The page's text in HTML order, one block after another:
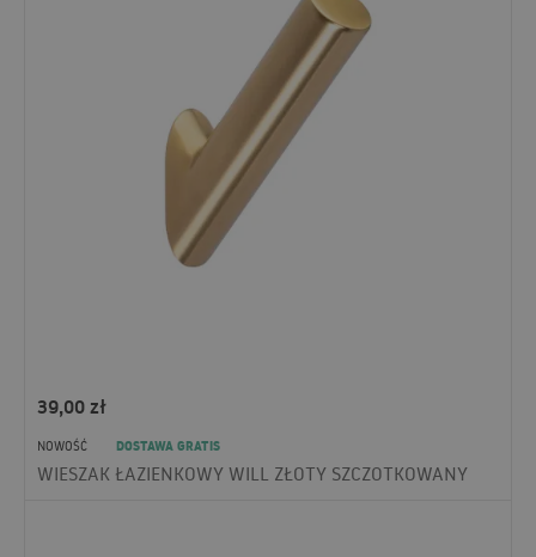
39,00zł
NOWOŚĆ
DOSTAWA GRATIS
WIESZAK ŁAZIENKOWY WILL ZŁOTY SZCZOTKOWANY